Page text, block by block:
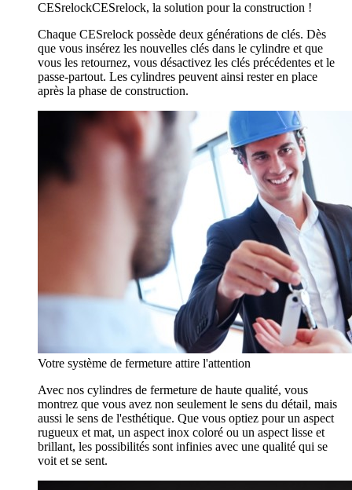
CESrelockCESrelock, la solution pour la construction !
Chaque CESrelock possède deux générations de clés. Dès
que vous insérez les nouvelles clés dans le cylindre et que
vous les retournez, vous désactivez les clés précédentes et le
passe-partout. Les cylindres peuvent ainsi rester en place
après la phase de construction.
Votre système de fermeture attire l'attention
Avec nos cylindres de fermeture de haute qualité, vous
montrez que vous avez non seulement le sens du détail, mais
aussi le sens de l'esthétique. Que vous optiez pour un aspect
rugueux et mat, un aspect inox coloré ou un aspect lisse et
brillant, les possibilités sont infinies avec une qualité qui se
voit et se sent.